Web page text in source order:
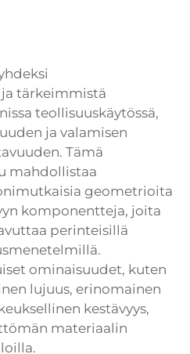
tärkeimmistä
teollisuuskäytössä,
ja valamisen
Tämä
mahdollistaa
geometrioita
komponentteja, joita
perinteisillä
ominaisuudet, kuten
lujuus, erinomainen
kestävyys,
materiaalin